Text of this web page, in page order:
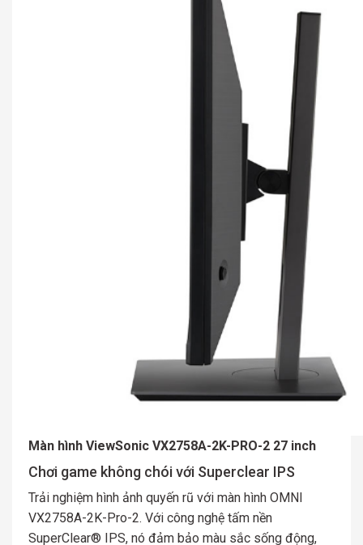
Màn hình ViewSonic VX2758A-2K-PRO-2 27 inch
Chơi game không chói với Superclear IPS
Trải nghiệm hình ảnh quyến rũ với màn hình OMNI
VX2758A-2K-Pro-2. Với công nghệ tấm nền
SuperClear® IPS, nó đảm bảo màu sắc sống động,